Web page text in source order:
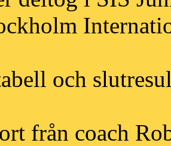
och
från coach